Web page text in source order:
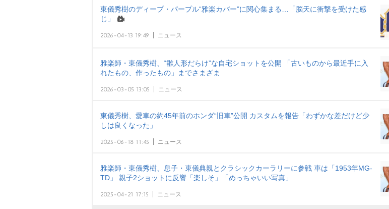
東儀秀樹のディープ・パープル“雅楽カバー”に関心集まる…「脳天に衝撃を受けた感
じ」
2026-04-13 19:49 ニュース
雅楽師・東儀秀樹、“雛人形だらけ”な自宅ショットを公開 「古いものから最近手に入
れたもの、作ったもの」までさまざま
2026-03-05 13:05 ニュース
東儀秀樹、愛車の約45年前のホンダ“旧車”公開 カスタムを報告「わずかな差だけど少
しは良くなった」
2025-06-18 11:45 ニュース
雅楽師・東儀秀樹、息子・東儀典親とクラシックカーラリーに参戦 車は「1953年MG-
TD」 親子2ショットに反響「楽しそ」「めっちゃいい写真」
2025-04-21 17:15 ニュース